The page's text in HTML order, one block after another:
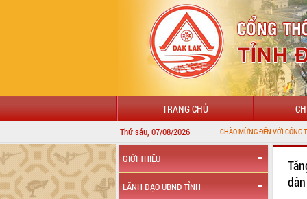
TRANG CHỦ
Thứ sáu, 07/08/2026
GIỚI THIỆU
LÃNH ĐẠO UBND TỈNH
dân